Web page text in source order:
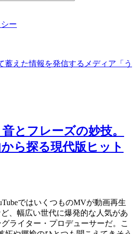
ー
蓄えた情報を発信するメディア「う
とフレーズの妙技。
ら探る現代版ヒット
ではいくつものMVが動画再生
、幅広い世代に爆発的な人気があ
ライター・プロデューサーだ。こ